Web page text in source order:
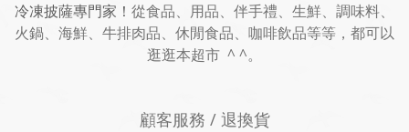
冷凍披薩專門家！ 從食品、用品、伴手禮、生鮮、調味料、
火鍋、海鮮、牛排肉品、休閒食品、咖啡飲品等等，都可以
逛逛本超市 ^ ^。
顧客服務 / 退換貨